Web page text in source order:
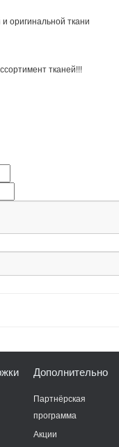
оригинальной ткани
тканей!!!
Дополнительно
Партнёрская
программа
Акции